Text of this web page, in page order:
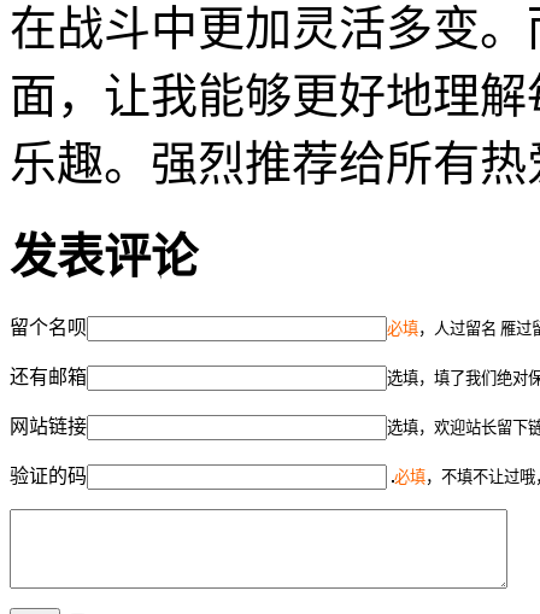
在战斗中更加灵活多变
面，让我能够更好地理
乐趣。强烈推荐给所有
发表评论
留个名呗 必填，人过留名 雁过
还有邮箱 选填，填了我们绝对
网站链接 选填，欢迎站长留下
验证的码 必填，不填不让过